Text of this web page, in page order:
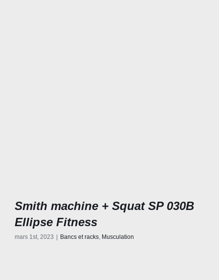
Smith machine + Squat SP 030B
Ellipse Fitness
mars 1st, 2023 Bancs et racks, Musculation